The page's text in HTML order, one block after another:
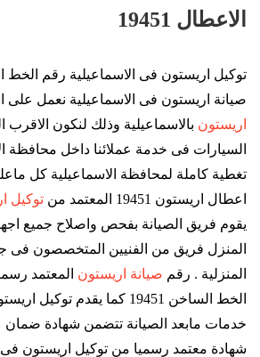
الاعطال 19451
صيانة اريستون فى الاسماعيلية نعمل على
اريستون بالاسماعيلية وذلك لنكون
السيارات فى خدمة عملائنا داخل محافظة
تغطية كاملة لمحافظة الاسماعيلية كل
اعطال اريستون 19451 المعتمد من
توكيل
يقوم فريق الصيانة بفحص واصلاح جميع
المنزل فريق من الفنيين المتخصصون فى
المنزلية . رقم صيانة اريستون المعتمد
الخط الساخن 19451 كما يقدم
خدمات مابعد الصيانة تتضمن شهادة ضمان
شهادة معتمد رسميا من توكيل اريستون